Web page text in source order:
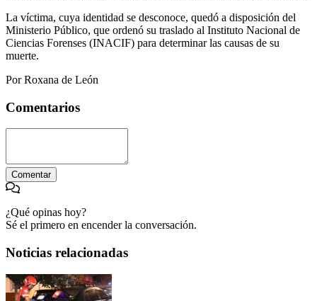
La víctima, cuya identidad se desconoce, quedó a disposición del
Ministerio Público, que ordenó su traslado al Instituto Nacional de
Ciencias Forenses (INACIF) para determinar las causas de su
muerte.
Por Roxana de León
Comentarios
Comentar
¿Qué opinas hoy?
Sé el primero en encender la conversación.
Noticias relacionadas